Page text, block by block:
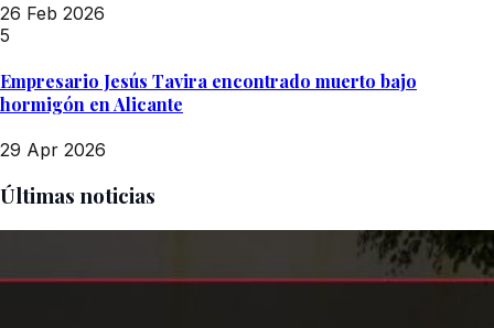
26 Feb 2026
5
Empresario Jesús Tavira encontrado muerto bajo
hormigón en Alicante
29 Apr 2026
Últimas noticias